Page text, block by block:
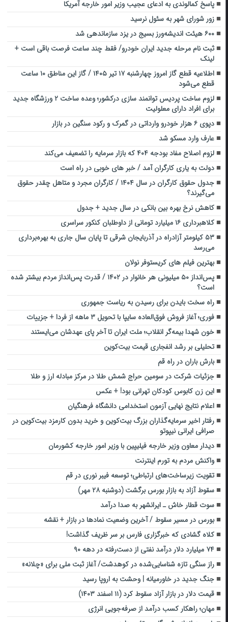
پاسخ کمالوندی به ادعای عجیب وزیر امور خارجه آمریکا
زور شورای شهر به سئول نرسید
۶۰۰ هیئت اندیشه‌ورز بسیج در یزد سازماندهی شد
ثبت نام مرحله جدید ایران خودرو/ فقط چند ساعت فرصت باقی است +
لینک
اطلاعیه قطع گاز امروز چهارشنبه ۱۷ تیر ۱۴۰۵ / گاز این مناطق ۱۰ ساعت
قطع می‌شود
لزوم ساخت پردیس توانمند سازی درکشور؛ وعده ساخت ۲ ورزشگاه جدید
برای افراد دارای معلولیت
دپوی ۶ هزار خودرو وارداتی در گمرک و رکود سنگین در بازار
عارف وارد مسکو شد
لزوم اصلاح مفاد بودجه ۴۰۴ که بازار سرمایه را تضعیف می‌کند
دولت به یاری کارگران آمد / خبر های خوبی در راه است
جدول حقوق کارگران در سال ۱۴۰۴ / کارگران مجرد و متاهل چقدر حقوق
می‌گیرند؟
کاهش نرخ بهره بین بانکی در سال جدید + جدول
کلاهبرداری ۱۶ میلیارد تومانی از داوطلبان کنکور سراسری
۵۳ کیلومتر آزادراه در آذربایجان شرقی تا پایان سال جاری به بهره‌برداری
می‌رسد
بهترین فیلم های کریستوفر نولان
پس‌انداز ۵۰ میلیونی هر خانوار‌ در ۱۴۰۲ / قدرت پس‌انداز مردم بیشتر شده
است؟
راه سخت بایدن برای رسیدن به ریاست جمهوری
فوری؛ آغاز فروش فوق‌العاده سایپا با تحویل ۳ ماهه از فردا + جزییات
خون شهدا بیمه‌گر انقلاب؛ ملت ایران تا آخر پای عهدشان می‌ایستند
تحلیلی بر رشد انفجاری قیمت بیت‌کوین
بارش باران در راه قم
جزئیات شرکت در سومین حراج شمش طلا در مرکز مبادله ارز و طلا
این زن کابوس کودکان تهرانی بود! + عکس
اعلام نتایج نهایی آزمون استخدامی دانشگاه فرهنگیان
رفتار اخیر سرمایه‌گذاران بزرگ بیت‌کوین و خرید بدون کارمزد بیت‌کوین در
صرافی ایرانی نیپوتو
دیدار معاون وزیر خارجه فیلیپین با وزیر امور خارجه کشورمان
واکنش مردم به تورم اینترنت
تقویت زیرساخت‌های ارتباطی؛ توسعه فیبر نوری در قم
سقوط آزاد به بازار بورس برگشت (دوشنبه ۲۸ مهر)
سوت قطار خاش ـ ایرانشهر به صدا درآمد
بورس در مسیر سقوط / آخرین وضعیت نمادها در بازار + نقشه
کلاه گشادی که خبرگزاری فارس بر سر ظریف گذاشت!
۷۴ میلیارد دلار درآمد نفتی از دست‌رفته در دهه ۹۰
راز سنگی تازه شناسایی‌شده در کوهدشت/ آغاز ثبت ملی برای «چلانه»
جنگ جدید در خاورمیانه | وحشت به اروپا رسید
قیمت دلار در بازار آزاد سقوط کرد (۱۱ اسفند ۱۴۰۳)
مهان؛ راهکار کسب درآمد از صرفه‌جویی انرژی